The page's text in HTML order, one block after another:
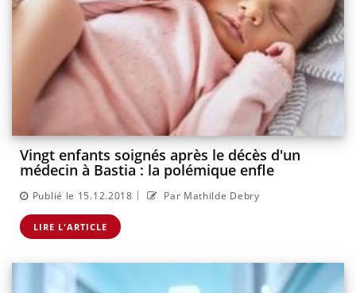
Vingt enfants soignés après le décès d'un
médecin à Bastia : la polémique enfle
Publié le 15.12.2018 | Par Mathilde Debry
LIRE L'ARTICLE